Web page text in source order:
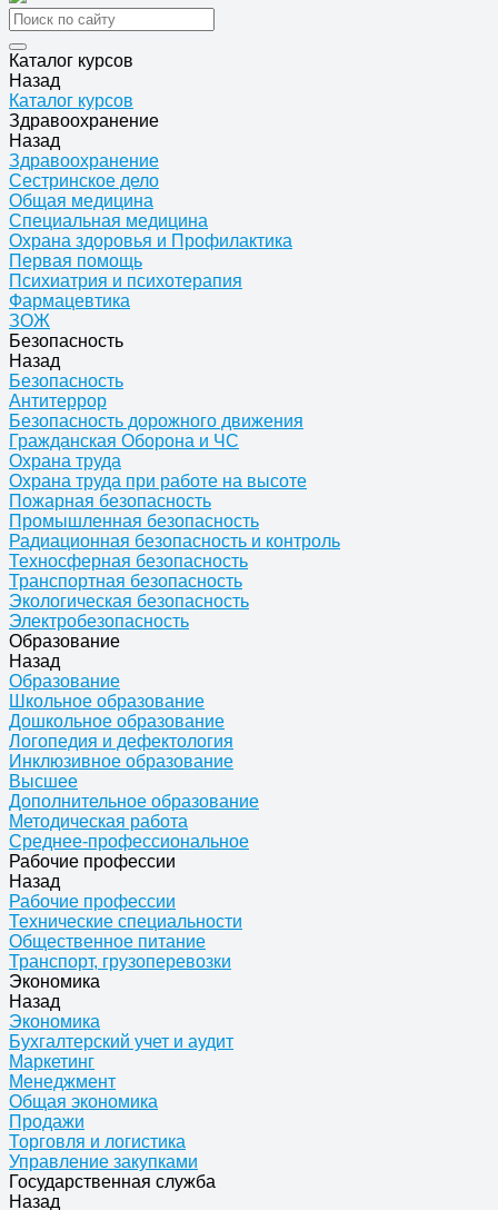
Каталог курсов
Назад
Каталог курсов
Здравоохранение
Назад
Здравоохранение
Сестринское дело
Общая медицина
Специальная медицина
Охрана здоровья и Профилактика
Первая помощь
Психиатрия и психотерапия
Фармацевтика
ЗОЖ
Безопасность
Назад
Безопасность
Антитеррор
Безопасность дорожного движения
Гражданская Оборона и ЧС
Охрана труда
Охрана труда при работе на высоте
Пожарная безопасность
Промышленная безопасность
Радиационная безопасность и контроль
Техносферная безопасность
Транспортная безопасность
Экологическая безопасность
Электробезопасность
Образование
Назад
Образование
Школьное образование
Дошкольное образование
Логопедия и дефектология
Инклюзивное образование
Высшее
Дополнительное образование
Методическая работа
Среднее-профессиональное
Рабочие профессии
Назад
Рабочие профессии
Технические специальности
Общественное питание
Транспорт, грузоперевозки
Экономика
Назад
Экономика
Бухгалтерский учет и аудит
Маркетинг
Менеджмент
Общая экономика
Продажи
Торговля и логистика
Управление закупками
Государственная служба
Назад